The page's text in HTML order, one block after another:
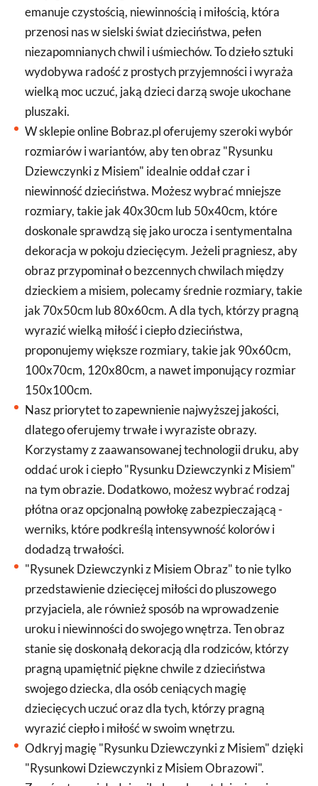
emanuje czystością, niewinnością i miłością, która
przenosi nas w sielski świat dzieciństwa, pełen
niezapomnianych chwil i uśmiechów. To dzieło sztuki
wydobywa radość z prostych przyjemności i wyraża
wielką moc uczuć, jaką dzieci darzą swoje ukochane
pluszaki.
W sklepie online Bobraz.pl oferujemy szeroki wybór
rozmiarów i wariantów, aby ten obraz "Rysunku
Dziewczynki z Misiem" idealnie oddał czar i
niewinność dzieciństwa. Możesz wybrać mniejsze
rozmiary, takie jak 40x30cm lub 50x40cm, które
doskonale sprawdzą się jako urocza i sentymentalna
dekoracja w pokoju dziecięcym. Jeżeli pragniesz, aby
obraz przypominał o bezcennych chwilach między
dzieckiem a misiem, polecamy średnie rozmiary, takie
jak 70x50cm lub 80x60cm. A dla tych, którzy pragną
wyrazić wielką miłość i ciepło dzieciństwa,
proponujemy większe rozmiary, takie jak 90x60cm,
100x70cm, 120x80cm, a nawet imponujący rozmiar
150x100cm.
Nasz priorytet to zapewnienie najwyższej jakości,
dlatego oferujemy trwałe i wyraziste obrazy.
Korzystamy z zaawansowanej technologii druku, aby
oddać urok i ciepło "Rysunku Dziewczynki z Misiem"
na tym obrazie. Dodatkowo, możesz wybrać rodzaj
płótna oraz opcjonalną powłokę zabezpieczającą -
werniks, które podkreślą intensywność kolorów i
dodadzą trwałości.
"Rysunek Dziewczynki z Misiem Obraz" to nie tylko
przedstawienie dziecięcej miłości do pluszowego
przyjaciela, ale również sposób na wprowadzenie
uroku i niewinności do swojego wnętrza. Ten obraz
stanie się doskonałą dekoracją dla rodziców, którzy
pragną upamiętnić piękne chwile z dzieciństwa
swojego dziecka, dla osób ceniących magię
dziecięcych uczuć oraz dla tych, którzy pragną
wyrazić ciepło i miłość w swoim wnętrzu.
Odkryj magię "Rysunku Dziewczynki z Misiem" dzięki
"Rysunkowi Dziewczynki z Misiem Obrazowi".